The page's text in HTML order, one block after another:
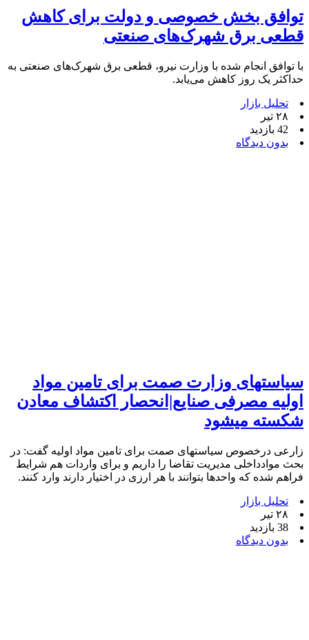
توافق بخش خصوصی و دولت برای کاهش
قطعی برق شهرک‌های صنعتی
با توافق انجام شده با وزارت نیرو، قطعی برق شهرک‌های صنعتی به
حداکثر یک روز کاهش می‌یابد.
تحلیل بازار
۲۸ تیر
42 بازدید
بدون دیدگاه
سیاستهای وزارت صمت برای تامین مواد
اولیه مصرفی صنایع|انحصار اکتشاف معادن
شکسته میشود
زارعی درخصوص سیاستهای صمت برای تامین مواد اولیه گفت: در
بحث موادداخلی مدیریت تقاضا را داریم و برای واردات هم شرایط
فراهم شده که واحدها بتوانند با هر ارزی در اختیار دارند وارد کنند.
تحلیل بازار
۲۸ تیر
38 بازدید
بدون دیدگاه